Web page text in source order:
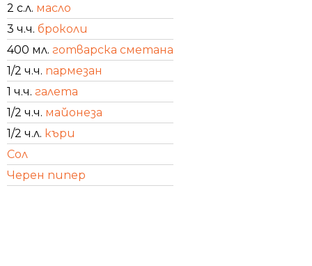
2 с.л. масло
3 ч.ч. броколи
400 мл. готварска сметана
1/2 ч.ч. пармезан
1 ч.ч. галета
1/2 ч.ч. майонеза
1/2 ч.л. къри
Сол
Черен пипер